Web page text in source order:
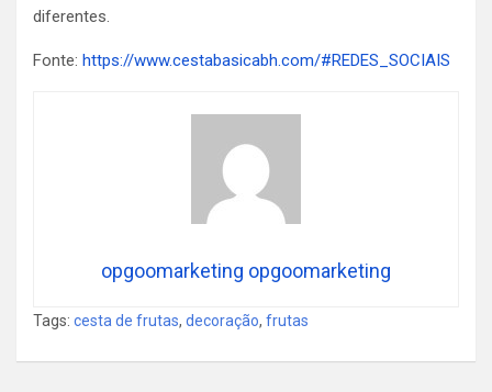
diferentes.
Fonte: https://www.cestabasicabh.com/#REDES_SOCIAIS
opgoomarketing opgoomarketing
Tags: cesta de frutas, decoração, frutas